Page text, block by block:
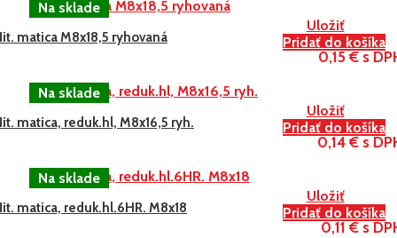
Uložiť
Pridať do košíka
matica M8x18,5 ryhovaná
0,15 € s
Uložiť
Pridať do košíka
matica, reduk.hl, M8x16,5 ryh.
0,14 € s
Uložiť
Pridať do košíka
matica, reduk.hl.6HR. M8x18
0,11 € s